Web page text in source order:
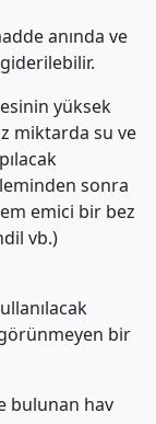
anında ve
yüksek
miktarda su ve
sonra
emici bir bez
vb.)
bir
bulunan hav